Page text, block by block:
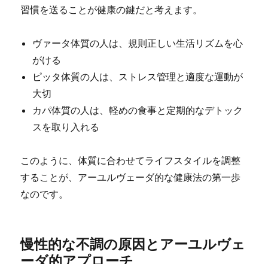
習慣を送ることが健康の鍵だと考えます。
ヴァータ体質の人は、規則正しい生活リズムを心
がける
ピッタ体質の人は、ストレス管理と適度な運動が
大切
カパ体質の人は、軽めの食事と定期的なデトック
スを取り入れる
このように、体質に合わせてライフスタイルを調整
することが、アーユルヴェーダ的な健康法の第一歩
なのです。
慢性的な不調の原因とアーユルヴェ